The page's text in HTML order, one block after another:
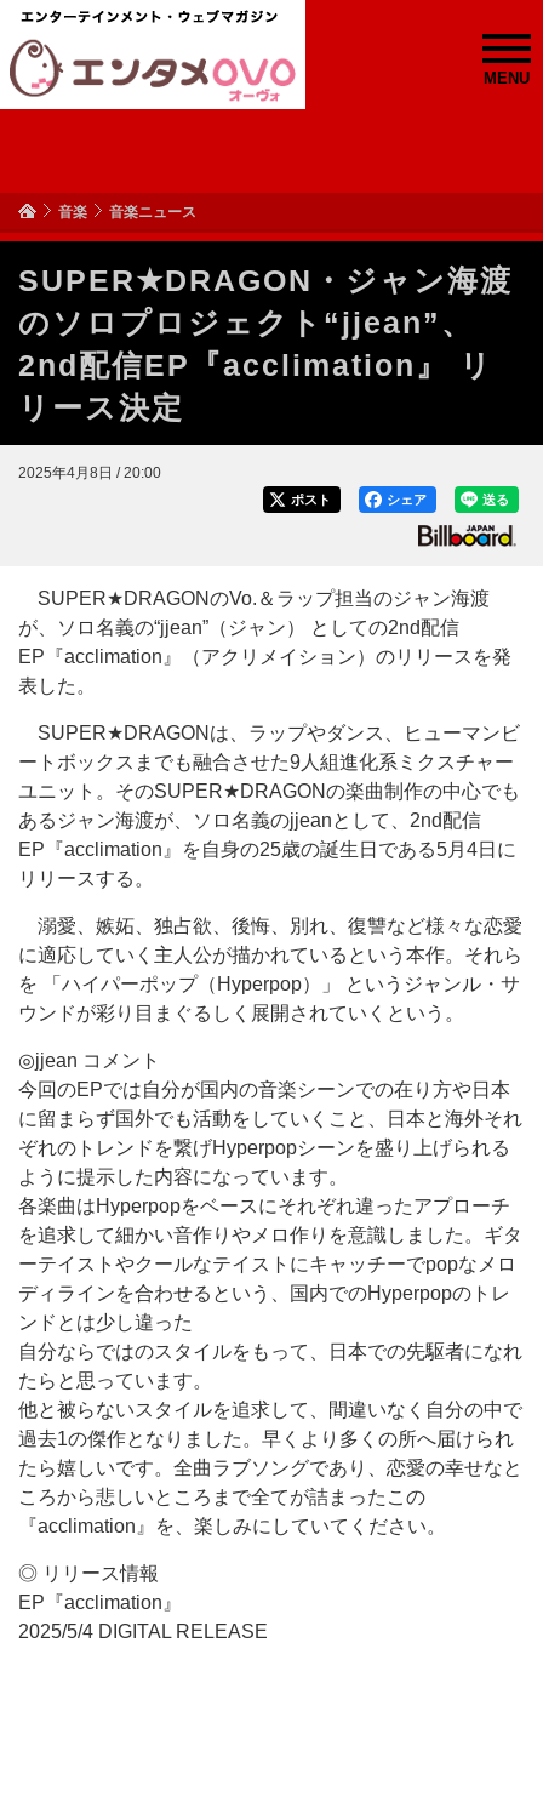
MENU
音楽 音楽ニュース
SUPER★DRAGON・ジャン海渡
のソロプロジェクト“jjean”、
2nd配信EP『acclimation』 リ
リース決定
2025年4月8日 / 20:00
送る
シェア
ポスト
SUPER★DRAGONのVo.＆ラップ担当のジャン海渡
が、ソロ名義の“jjean”（ジャン） としての2nd配信
EP『acclimation』（アクリメイション）のリリースを発
表した。
SUPER★DRAGONは、ラップやダンス、ヒューマンビ
ートボックスまでも融合させた9人組進化系ミクスチャー
ユニット。そのSUPER★DRAGONの楽曲制作の中心でも
あるジャン海渡が、ソロ名義のjjeanとして、2nd配信
EP『acclimation』を自身の25歳の誕生日である5月4日に
リリースする。
溺愛、嫉妬、独占欲、後悔、別れ、復讐など様々な恋愛
に適応していく主人公が描かれているという本作。それら
を 「ハイパーポップ（Hyperpop）」 というジャンル・サ
ウンドが彩り目まぐるしく展開されていくという。
◎jjean コメント
今回のEPでは自分が国内の音楽シーンでの在り方や日本
に留まらず国外でも活動をしていくこと、日本と海外それ
ぞれのトレンドを繋げHyperpopシーンを盛り上げられる
ように提示した内容になっています。
各楽曲はHyperpopをベースにそれぞれ違ったアプローチ
を追求して細かい音作りやメロ作りを意識しました。ギタ
ーテイストやクールなテイストにキャッチーでpopなメロ
ディラインを合わせるという、国内でのHyperpopのトレ
ンドとは少し違った
自分ならではのスタイルをもって、日本での先駆者になれ
たらと思っています。
他と被らないスタイルを追求して、間違いなく自分の中で
過去1の傑作となりました。早くより多くの所へ届けられ
たら嬉しいです。全曲ラブソングであり、恋愛の幸せなと
ころから悲しいところまで全てが詰まったこの
『acclimation』を、楽しみにしていてください。
◎ リリース情報
EP『acclimation』
2025/5/4 DIGITAL RELEASE